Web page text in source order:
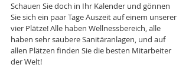
Schauen Sie doch in Ihr Kalender und gönnen
Sie sich ein paar Tage Auszeit auf einem unserer
vier Plätze! Alle haben Wellnessbereich, alle
haben sehr saubere Sanitäranlagen, und auf
allen Plätzen finden Sie die besten Mitarbeiter
der Welt!